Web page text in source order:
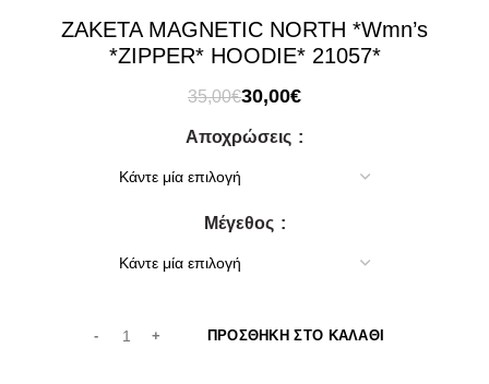
ΖΑΚΕΤΑ MAGNETIC NORTH *Wmn’s
*ZIPPER* HOODIE* 21057*
35,00€Original
was:
30,00€Η
τιμή
30,00€.
Αποχρώσεις
Μέγεθος
ΠΡΟΣΘΉΚΗ ΣΤΟ ΚΑΛΆΘΙ